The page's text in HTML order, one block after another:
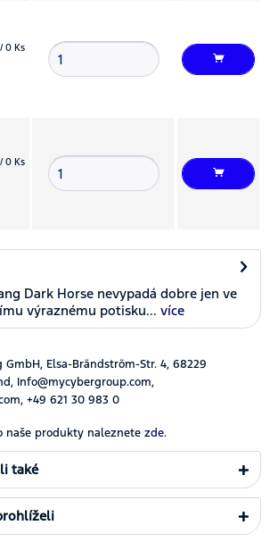
0 Ks
0 Ks
Dark Horse nevypadá dobre jen ve
výraznému potisku... více
Elsa-Brändström-Str. 4, 68229
Info@mycybergroup.com,
+49 621 30 983 0
naše produkty naleznete zde.
také